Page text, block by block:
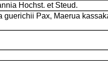
Hochst. et Steud.
guerichii Pax, Maerua